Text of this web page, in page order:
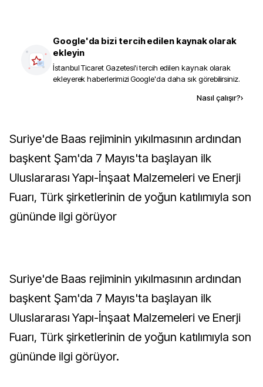
Google'da bizi tercih edilen kaynak olarak
ekleyin
İstanbul Ticaret Gazetesi'i tercih edilen kaynak olarak
ekleyerek haberlerimizi Google'da daha sık görebilirsiniz.
Nasıl çalışır?›
Suriye'de Baas rejiminin yıkılmasının ardından
başkent Şam'da 7 Mayıs'ta başlayan ilk
Uluslararası Yapı-İnşaat Malzemeleri ve Enerji
Fuarı, Türk şirketlerinin de yoğun katılımıyla son
gününde ilgi görüyor
Suriye'de Baas rejiminin yıkılmasının ardından
başkent Şam'da 7 Mayıs'ta başlayan ilk
Uluslararası Yapı-İnşaat Malzemeleri ve Enerji
Fuarı, Türk şirketlerinin de yoğun katılımıyla son
gününde ilgi görüyor.